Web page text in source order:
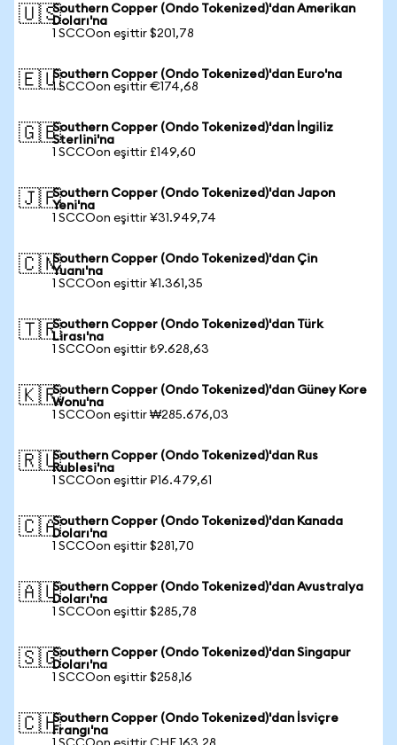
🇺🇸Southern Copper (Ondo Tokenized)'dan Amerikan
Doları'na
1 SCCOon eşittir $201,78
🇪🇺Southern Copper (Ondo Tokenized)'dan Euro'na
1 SCCOon eşittir €174,68
🇬🇧Southern Copper (Ondo Tokenized)'dan İngiliz
Sterlini'na
1 SCCOon eşittir £149,60
🇯🇵Southern Copper (Ondo Tokenized)'dan Japon
Yeni'na
1 SCCOon eşittir ¥31.949,74
🇨🇳Southern Copper (Ondo Tokenized)'dan Çin
Yuanı'na
1 SCCOon eşittir ¥1.361,35
🇹🇷Southern Copper (Ondo Tokenized)'dan Türk
Lirası'na
1 SCCOon eşittir ₺9.628,63
🇰🇷Southern Copper (Ondo Tokenized)'dan Güney Kore
Wonu'na
1 SCCOon eşittir ₩285.676,03
🇷🇺Southern Copper (Ondo Tokenized)'dan Rus
Rublesi'na
1 SCCOon eşittir ₽16.479,61
🇨🇦Southern Copper (Ondo Tokenized)'dan Kanada
Doları'na
1 SCCOon eşittir $281,70
🇦🇺Southern Copper (Ondo Tokenized)'dan Avustralya
Doları'na
1 SCCOon eşittir $285,78
🇸🇬Southern Copper (Ondo Tokenized)'dan Singapur
Doları'na
1 SCCOon eşittir $258,16
🇨🇭Southern Copper (Ondo Tokenized)'dan İsviçre
Frangı'na